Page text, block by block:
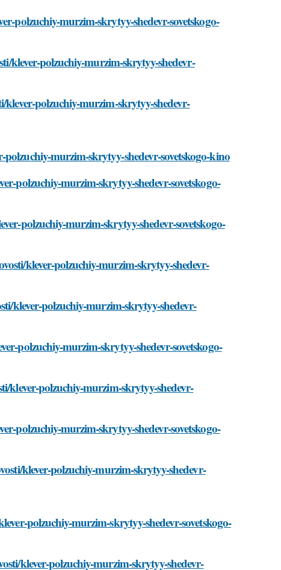
polzuchiy-murzim-skrytyy-shedevr-sovetskogo-
klever-polzuchiy-murzim-skrytyy-shedevr-
klever-polzuchiy-murzim-skrytyy-shedevr-
murzim-skrytyy-shedevr-sovetskogo-kino
polzuchiy-murzim-skrytyy-shedevr-sovetskogo-
polzuchiy-murzim-skrytyy-shedevr-sovetskogo-
klever-polzuchiy-murzim-skrytyy-shedevr-
klever-polzuchiy-murzim-skrytyy-shedevr-
polzuchiy-murzim-skrytyy-shedevr-sovetskogo-
klever-polzuchiy-murzim-skrytyy-shedevr-
polzuchiy-murzim-skrytyy-shedevr-sovetskogo-
klever-polzuchiy-murzim-skrytyy-shedevr-
polzuchiy-murzim-skrytyy-shedevr-sovetskogo-
klever-polzuchiy-murzim-skrytyy-shedevr-